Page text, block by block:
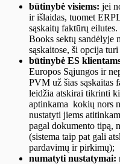
būtinybė visiems: jei
ir išlaidas, tuomet
sąskaitų faktūrų
Books sektų sandėlyje
sąskaitose, ši opcija
būtinybė ES
Europos Sąjungos ir
PVM už šias sąskaitas
leidžia atskirai tikrinti
aptinkama kokių nors
nustatyti jiems
pagal dokumento tipą,
(sistema taip pat gali
pardavimų ir pirkimų);
numatyti nustatymai: